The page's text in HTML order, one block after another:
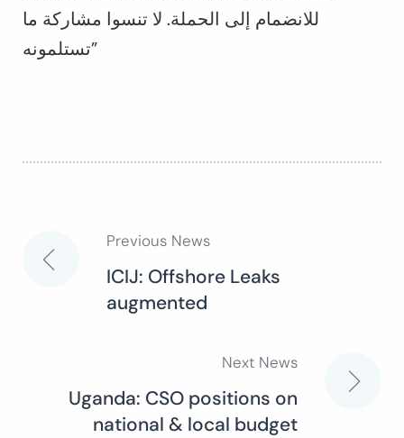
للانضمام إلى الحملة. لا تنسوا مشاركة ما
تستلمونه”
Post
navigation
Previous News
ICIJ: Offshore Leaks
augmented
Next News
Uganda: CSO positions on
national & local budget